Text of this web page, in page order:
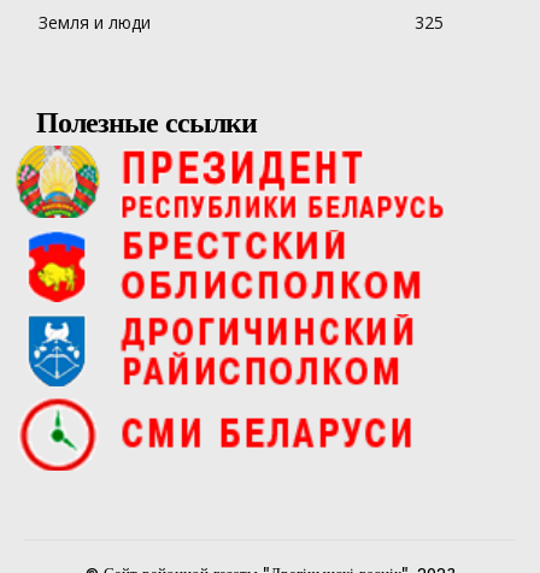
Земля и люди
325
Полезные ссылки